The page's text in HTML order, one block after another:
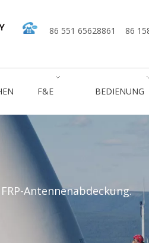
86 551 65628861 86
F&E BEDIENUNG
FRP-Antennenabdeckung.